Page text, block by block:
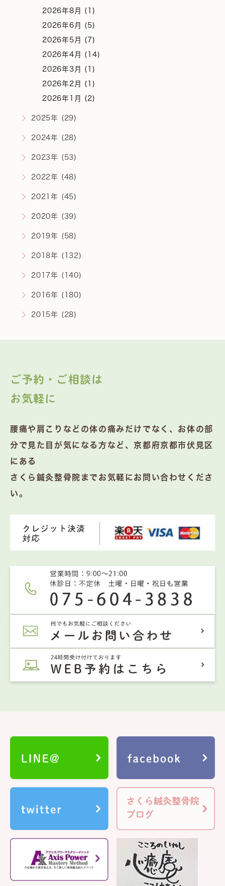
2026年8月 (1)
2026年6月 (5)
2026年5月 (7)
2026年4月 (14)
2026年3月 (1)
2026年2月 (1)
2026年1月 (2)
2025年 (29)
2024年 (28)
2023年 (53)
2022年 (48)
2021年 (45)
2020年 (39)
2019年 (58)
2018年 (132)
2017年 (140)
2016年 (180)
2015年 (28)
ご予約・ご相談は
お気軽に
腰痛や肩こりなどの体の痛みだけでなく、お体の部
分で見た目が気になる方など、京都府京都市伏見区
にある
さくら鍼灸整骨院までお気軽にお問い合わせくださ
い。